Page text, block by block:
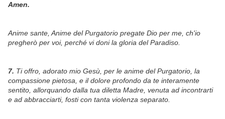
Amen.
Anime sante, Anime del Purgatorio pregate Dio per me, ch'io
pregherò per voi, perché vi doni la gloria del Paradiso.
7. Ti offro, adorato mio Gesù, per le anime del Purgatorio, la
compassione pietosa, e il dolore profondo da te interamente
sentito, allorquando dalla tua diletta Madre, venuta ad incontrarti
e ad abbracciarti, fosti con tanta violenza separato.